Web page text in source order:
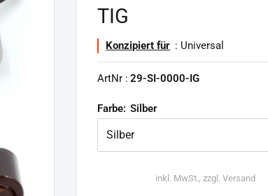
TIG
Konzipiert für : Universal
ArtNr : 29-SI-0000-IG
Farbe: Silber
inkl. MwSt., zzgl. Versand